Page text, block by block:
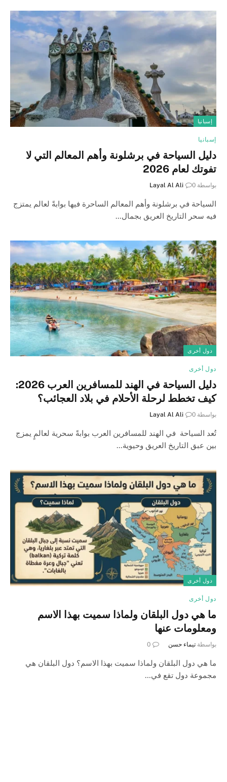
إسبانيا
إسبانيا
دليل السياحة في برشلونة وأهم المعالم التي لا
تفوتك لعام 2026
بواسطة Layal Al Ali 0
السياحة في برشلونة وأهم المعالم الساحرة فيها بوابةً لعالم يمتزج
فيه سحر التاريخ العريق بجمال…
دول أخرى
دول أخرى
دليل السياحة في الهند للمسافرين العرب 2026:
كيف تخطط لرحلة الأحلام في بلاد العجائب؟
بواسطة Layal Al Ali 0
تُعد السياحة في الهند للمسافرين العرب بوابةً سحرية لعالمٍ يمزج
بين عبق التاريخ العريق وحيوية…
دول أخرى
دول أخرى
ما هي دول البلقان ولماذا سميت بهذا الاسم
ومعلومات عنها
بواسطة تيماء حسن 0
ما هي دول البلقان ولماذا سميت بهذا الاسم؟ دول البلقان هي
مجموعة دول تقع في…